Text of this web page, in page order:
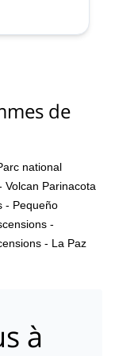
de
national
Volcan Parinacota
- Pequeño
-
- La Paz
à